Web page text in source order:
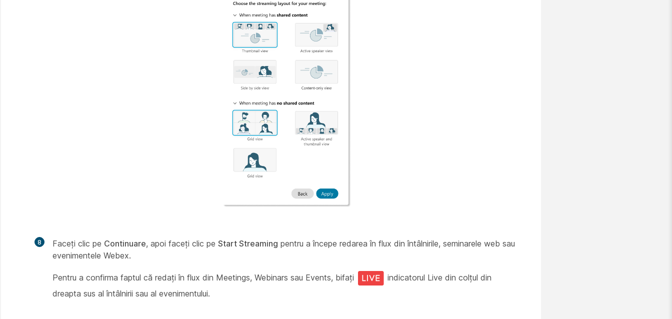
8 Faceți clic pe Continuare, apoi faceți clic pe Start Streaming pentru a începe redarea în flux din întâlnirile, seminarele web sau
evenimentele Webex.
Pentru a confirma faptul că redați în flux din Meetings, Webinars sau Events, bifați
indicatorul Live din colțul din
dreapta sus al întâlnirii sau al evenimentului.